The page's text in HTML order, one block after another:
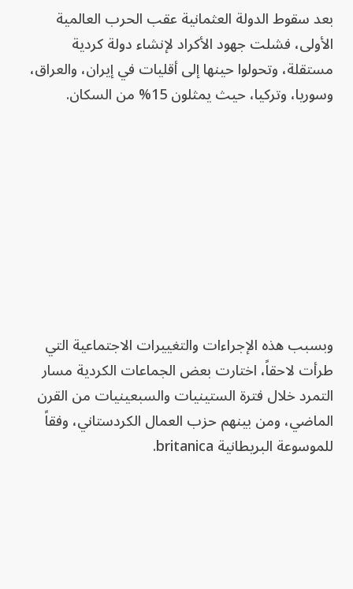
بعد سقوط الدولة العثمانية عقب الحرب العالمية
الأولى، فشلت جهود الأكراد لإنشاء دولة كردية
مستقلة، وتحولوا حينها إلى أقليات في إيران، والعراق،
وسوريا، وتركيا، حيث يمثلون 15% من السكان.
وبسبب هذه الإجراءات والتغييرات الاجتماعية التي
طرأت لاحقاً، اختارت بعض الجماعات الكردية مسار
التمرد خلال فترة الستينيات والسبعينيات من القرن
الماضي، ومن بينهم حزب العمال الكردستاني، وفقاً
للموسوعة البريطانية britanica.